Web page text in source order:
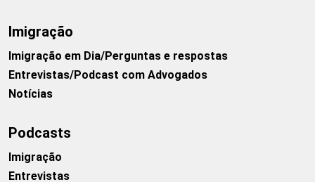
Imigração
Imigração em Dia/Perguntas e respostas
Entrevistas/Podcast com Advogados
Notícias
Podcasts
Imigração
Entrevistas